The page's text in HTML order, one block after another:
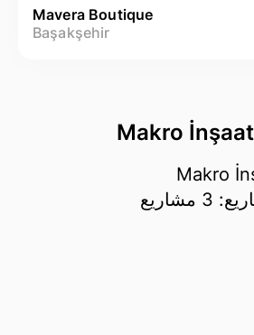
Mavera Boutique
Başakşehir